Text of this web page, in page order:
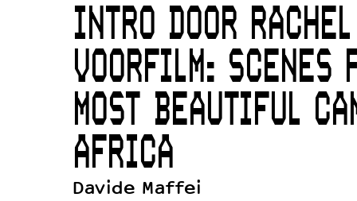
Duurzaamheid
Culturele boycot Israël
Ruimte voor artistieke vrijheid –
INTRO DOOR
VOORFILM: SCENES
MOST BEAUTIFUL
AFRICA
Davide Maffei